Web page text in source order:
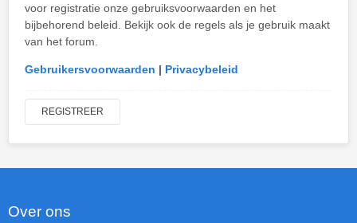
voor registratie onze gebruiksvoorwaarden en het
bijbehorend beleid. Bekijk ook de regels als je gebruik maakt
van het forum.
Gebruikersvoorwaarden | Privacybeleid
REGISTREER
Over ons